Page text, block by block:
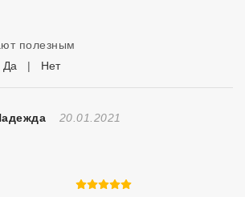
полезным
Да | Нет
Отзыв Создан
20.01.2021
5 из 5